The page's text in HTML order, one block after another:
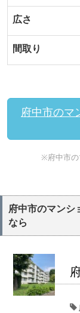
広さ
間取り
府中市のマ
※府中市の
府中市のマンシ
なら